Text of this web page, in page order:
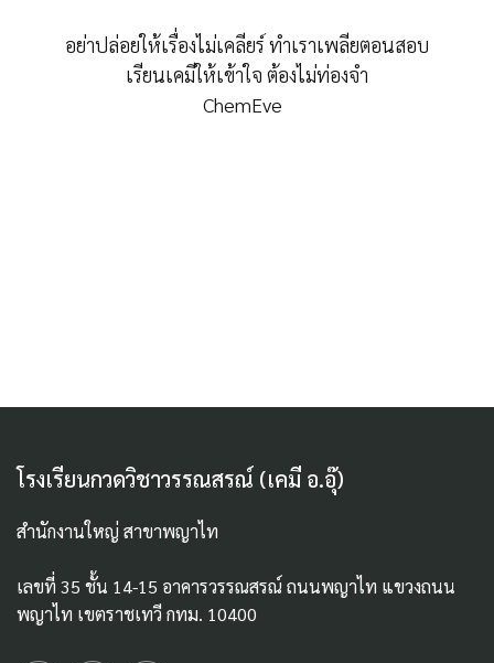
อย่าปล่อยให้เรื่องไม่เคลียร์ ทำเราเพลียตอนสอบ
เรียนเคมีให้เข้าใจ ต้องไม่ท่องจำ
ChemEve
โรงเรียนกวดวิชาวรรณสรณ์ (เคมี อ.อุ๊)
สำนักงานใหญ่ สาขาพญาไท
เลขที่ 35 ชั้น 14-15 อาคารวรรณสรณ์ ถนนพญาไท แขวงถนน
พญาไท เขตราชเทวี กทม. 10400